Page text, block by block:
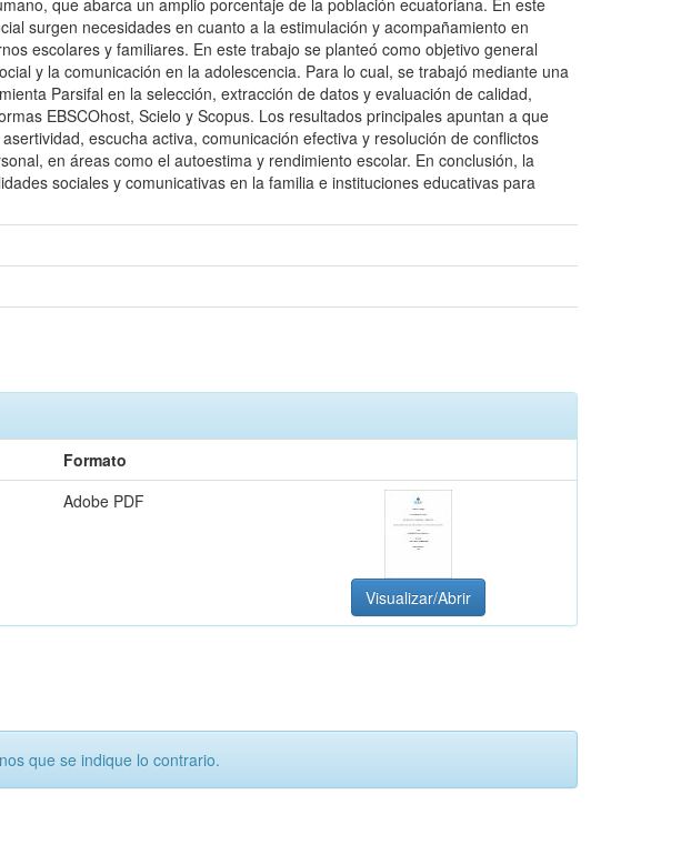
que abarca un amplio porcentaje de la población ecuatoriana. En este
surgen necesidades en cuanto a la estimulación y acompañamiento en
escolares y familiares. En este trabajo se planteó como objetivo general
y la comunicación en la adolescencia. Para lo cual, se trabajó mediante una
Parsifal en la selección, extracción de datos y evaluación de calidad,
EBSCOhost, Scielo y Scopus. Los resultados principales apuntan a que
escucha activa, comunicación efectiva y resolución de conflictos
en áreas como el autoestima y rendimiento escolar. En conclusión, la
sociales y comunicativas en la familia e instituciones educativas para
Formato
Adobe PDF
Visualizar/Abrir
que se indique lo contrario.